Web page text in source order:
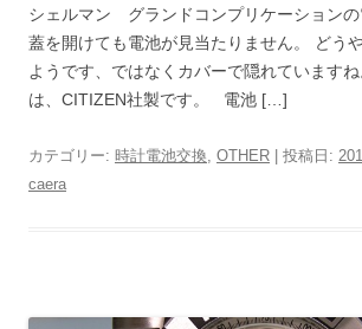
シェルマン グランドコンプリケーションの
蓋を開けても電池が見当たりません。 どう
ようです、ではなくカバーで隠れています
は、CITIZEN社製です。 電池 […]
カテゴリー: 時計電池交換 OTHER | 投稿日:
caera